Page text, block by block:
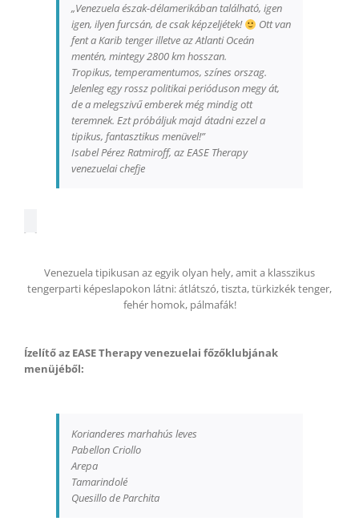
„Venezuela észak-délamerikában található, igen
igen, ilyen furcsán, de csak képzeljétek!
Ott van
fent a Karib tenger illetve az Atlanti Oceán
mentén, mintegy 2800 km hosszan.
Tropikus, temperamentumos, színes orszag.
Jelenleg egy rossz politikai perióduson megy át,
de a melegszivű emberek még mindig ott
teremnek. Ezt próbáljuk majd átadni ezzel a
tipikus, fantasztikus menüvel!”
Isabel Pérez Ratmiroff, az EASE Therapy
venezuelai chefje
Venezuela tipikusan az egyik olyan hely, amit a klasszikus
tengerparti képeslapokon látni: átlátszó, tiszta, türkizkék tenger,
fehér homok, pálmafák!
Ízelítő az EASE Therapy venezuelai főzőklubjának
menüjéből:
Korianderes marhahús leves
Pabellon Criollo
Arepa
Tamarindolé
Quesillo de Parchita